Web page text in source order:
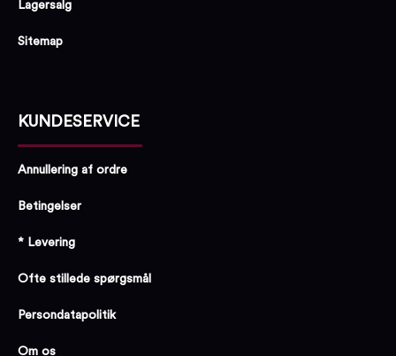
Lagersalg
Sitemap
KUNDESERVICE
Annullering af ordre
Betingelser
* Levering
Ofte stillede spørgsmål
Persondatapolitik
Om os